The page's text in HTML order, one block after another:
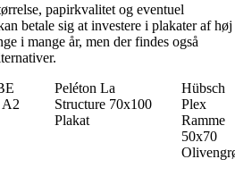
papirkvalitet og eventuel
betale sig at investere i plakater af høj
i mange år, men der findes også
A2
Peléton La
Structure 70x100
Plakat
Hübsch
Plex
Ramme
50x70